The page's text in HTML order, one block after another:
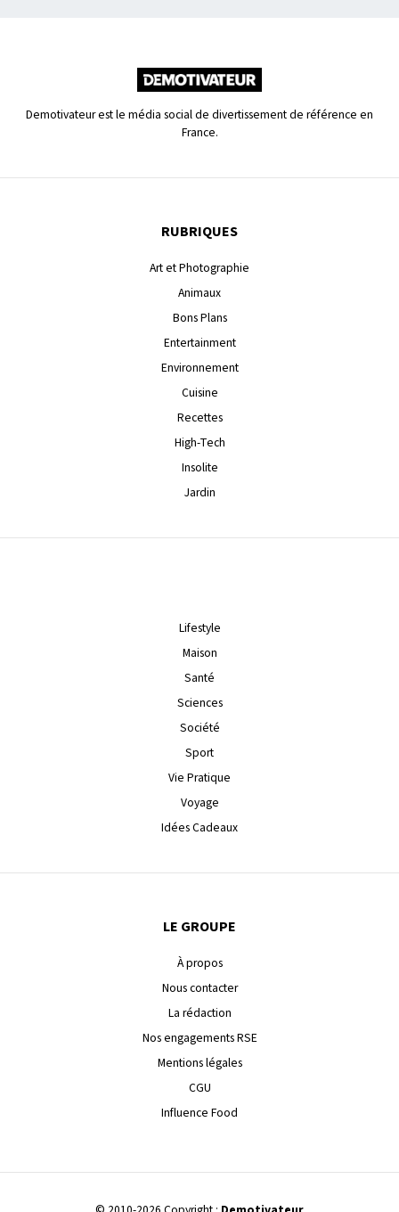
Demotivateur est le média social de divertissement de référence en
France.
RUBRIQUES
Art et Photographie
Animaux
Bons Plans
Entertainment
Environnement
Cuisine
Recettes
High-Tech
Insolite
Jardin
Lifestyle
Maison
Santé
Sciences
Société
Sport
Vie Pratique
Voyage
Idées Cadeaux
LE GROUPE
À propos
Nous contacter
La rédaction
Nos engagements RSE
Mentions légales
CGU
Influence Food